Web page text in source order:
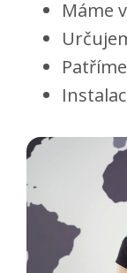
Máme